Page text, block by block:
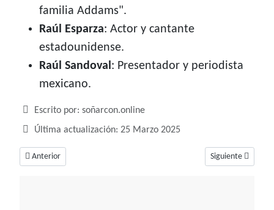
familia Addams".
Raúl Esparza: Actor y cantante
estadounidense.
Raúl Sandoval: Presentador y periodista
mexicano.
Detalles
Escrito por: soñarcon.online
Última actualización: 25 Marzo 2025
Artículo anterior: Rafael, curación y milagros
Anterior Artículo
Siguiente